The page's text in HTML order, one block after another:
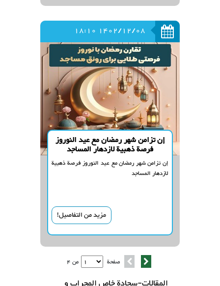
1402/12/08 18:10
إن تزامن شهر رمضان مع عيد النوروز
فرصة ذهبية لازدهار المساجد
إن تزامن شهر رمضان مع عيد النوروز فرصة ذهبية
لازدهار المساجد
مزيد من التفاصيل!
صفحة من 4